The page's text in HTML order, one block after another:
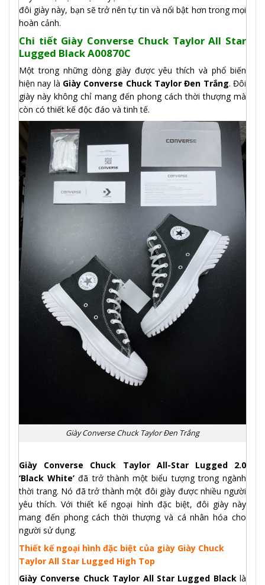
đôi giày này, bạn sẽ trở nên tự tin và nổi bật hơn trong mọi
hoàn cảnh.
Chi tiết Giày Converse Chuck Taylor All Star
Lugged Black A00870C
Một trong những dòng giày được yêu thích và phổ biến
hiện nay là Giày Converse Chuck Taylor Đen Trắng. Đôi
giày này không chỉ mang đến phong cách thời thượng mà
còn có thiết kế độc đáo và tinh tế.
Giày Converse Chuck Taylor Đen Trắng
Giày Converse Chuck Taylor All-Star Lugged 2.0
‘Black White’ đã trở thành một biểu tượng trong ngành
thời trang. Nó đã trở thành một đôi giày được nhiều người
yêu thích. Với thiết kế ngoại hình đặc biệt, đôi giày này
mang đến phong cách thời thượng và cá nhân hóa cho
người sử dụng.
Thiết kế ngoại hình đặc biệt của giày Giày Chuck
Taylor All Star Lugged High Top
Giày Converse Chuck Taylor All Star Lugged Blacklà